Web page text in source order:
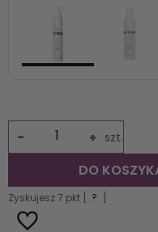
+
- szt.
DO
Zyskujesz7 pkt [ ?